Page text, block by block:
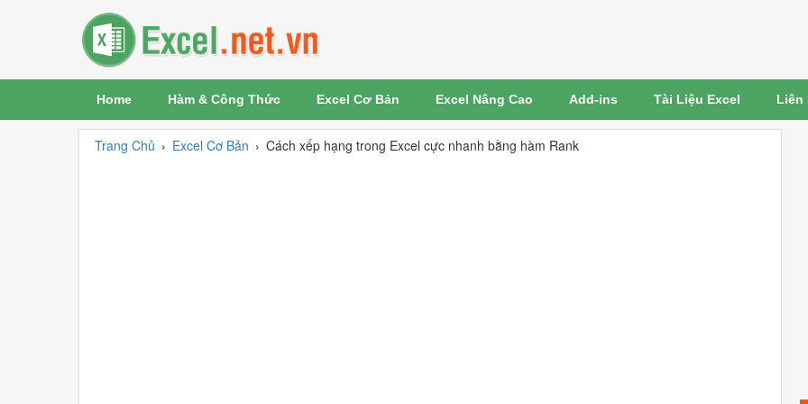
Home Hàm & Công Thức Excel Cơ Bản Excel Nâng Cao Add-ins Tài Liệu Excel Liên
Trang Chủ › Excel Cơ Bản › Cách xếp hạng trong Excel cực nhanh bằng hàm Rank